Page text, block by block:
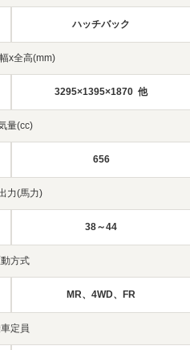
ハッチバック
x全高(mm)
3295×1395×1870 他
量(cc)
656
力(馬力)
38～44
方式
MR、4WD、FR
定員